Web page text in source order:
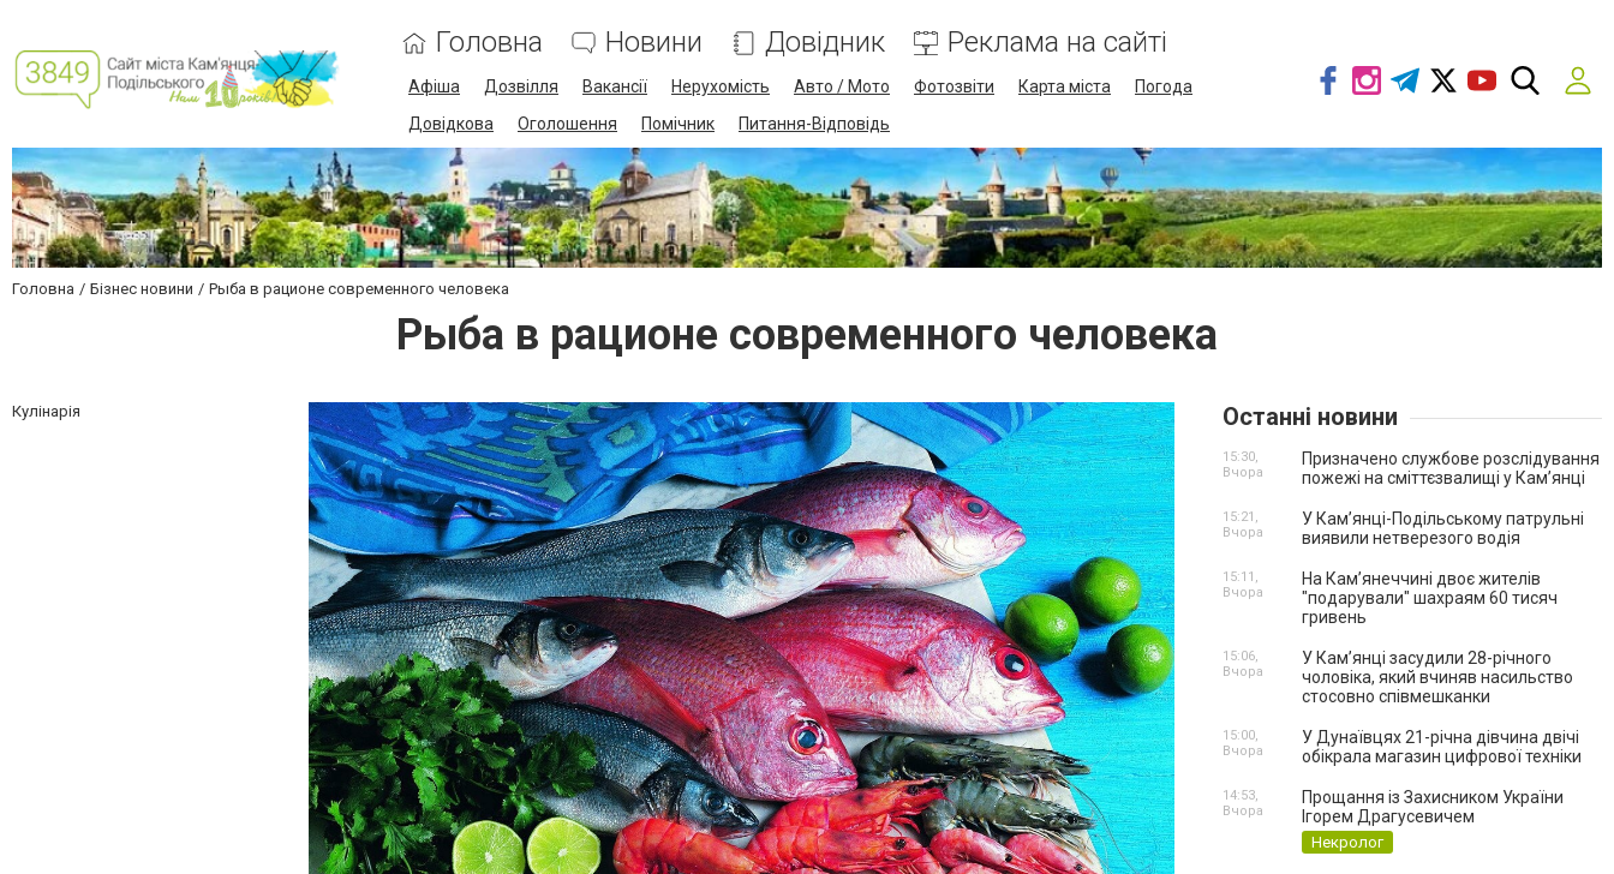
Головна Новини Довідник Реклама на сайті
Афіша Дозвілля Вакансії Нерухомість Авто / Мото Фотозвіти Карта міста
Погода
Довідкова
Оголошення Помічник Питання-Відповідь
Головна Бізнес новини Рыба в рационе современного человека
Рыба в рационе современного человека
Кулінарія Останні новини
Призначено службове розслідування
пожежі на сміттєзвалищі у Кам’янці
15:30,
Вчора
У Кам’янці-Подільському патрульні
виявили нетверезого водія
15:21,
Вчора
На Камʼянеччині двоє жителів
"подарували" шахраям 60 тисяч
гривень
15:11,
Вчора
У Камʼянці засудили 28-річного
чоловіка, який вчиняв насильство
стосовно співмешканки
15:06,
Вчора
У Дунаївцях 21-річна дівчина двічі
обікрала магазин цифрової техніки
15:00,
Вчора
Прощання із Захисником України
Ігорем Драгусевичем
Некролог
14:53,
Вчора